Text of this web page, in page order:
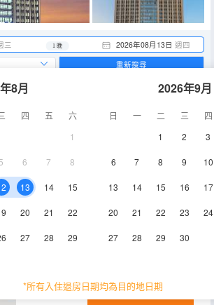
三 2026年08月13日 週四
1 晚
8月
四 五
六
1
5 6 7 8
13 14 15
20 21 22
27 28 29
2026年9月
日 一 二 三
四
1
2 3
6 7 8 9 10
13 14 15 16 17
20 21 22 23 24
27 28 29 30
*所有入住退房日期均為目的地日期
重新搜尋
空調
臻品·豪華雙床房
30㎡ 5-6層 空調